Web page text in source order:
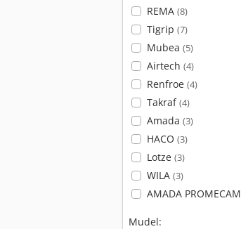
REMA (8)
Tigrip (7)
Mubea (5)
Airtech (4)
Renfroe (4)
Takraf(4)
Amada (3)
HACO (3)
Lotze (3)
WILA (3)
AMADA PROMECAM
Mudel: